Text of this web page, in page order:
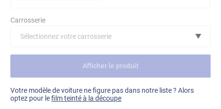
Ford
Carrosserie
Sélectionnez votre carrosserie
Voir tout
Afficher le produit
Votre modèle de voiture ne figure pas dans notre liste ? Alors
optez pour lefilm teinté à la découpe